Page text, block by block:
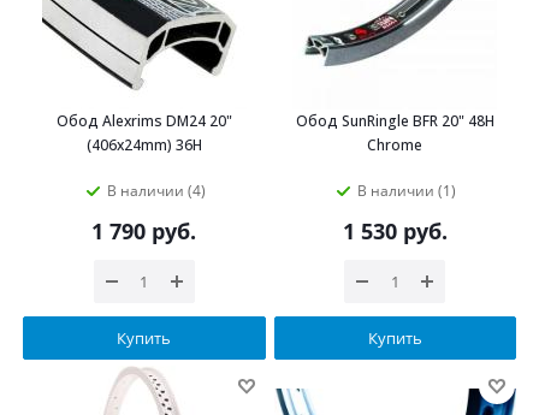
Обод Alexrims DM24 20"
(406х24mm) 36H
В наличии (4)
1 790 руб.
Купить
Обод SunRingle BFR 20" 48H
Chrome
В наличии (1)
1 530руб.
Купить